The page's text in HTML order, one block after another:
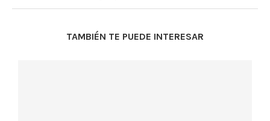
TAMBIÉN TE PUEDE INTERESAR